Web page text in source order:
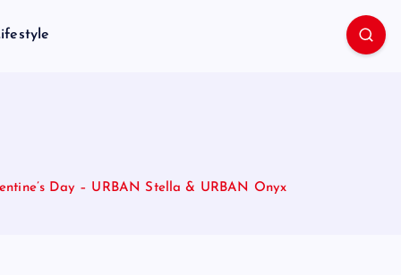
Day – URBAN Stella & URBAN Onyx